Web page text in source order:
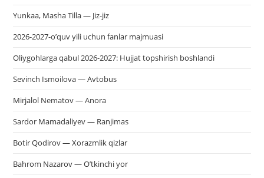
Yunkaa, Masha Tilla — Jiz-jiz
2026-2027-o’quv yili uchun fanlar majmuasi
Oliygohlarga qabul 2026-2027: Hujjat topshirish boshlandi
Sevinch Ismoilova — Avtobus
Mirjalol Nematov — Anora
Sardor Mamadaliyev — Ranjimas
Botir Qodirov — Xorazmlik qizlar
Bahrom Nazarov — O’tkinchi yor